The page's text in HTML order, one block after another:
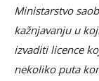
Ministarstvo
kažnjavanju u
izvaditi licence
nekoliko puta